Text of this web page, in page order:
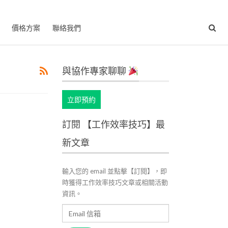
價格方案 聯絡我們
與協作專家聊聊
立即預約
訂閱 【工作效率技巧】最
新文章
輸入您的 email 並點擊【訂閱】，即
時獲得工作效率技巧文章或相關活動
資訊。
信